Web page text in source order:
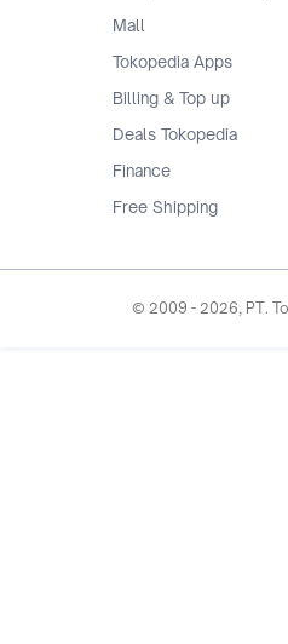
Mall
Tokopedia Apps
Billing & Top up
Deals Tokopedia
Finance
Free Shipping
© 2009 - 2026, PT.